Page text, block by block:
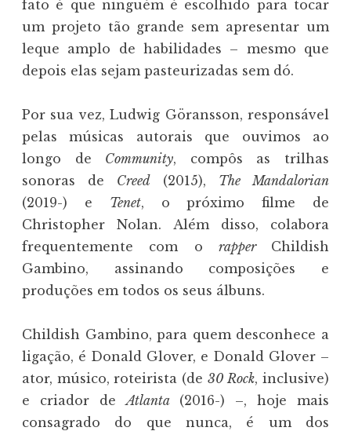
fato é que ninguém é escolhido para tocar
um projeto tão grande sem apresentar um
leque amplo de habilidades – mesmo que
depois elas sejam pasteurizadas sem dó.
Por sua vez, Ludwig Göransson, responsável
pelas músicas autorais que ouvimos ao
longo de Community, compôs as trilhas
sonoras de Creed (2015), The Mandalorian
(2019-) e Tenet, o próximo filme de
Christopher Nolan. Além disso, colabora
frequentemente com o rapper Childish
Gambino, assinando composições e
produções em todos os seus álbuns.
Childish Gambino, para quem desconhece a
ligação, é Donald Glover, e Donald Glover –
ator, músico, roteirista (de 30 Rock, inclusive)
e criador deAtlanta(2016-) –, hoje mais
consagrado do que nunca, é um dos